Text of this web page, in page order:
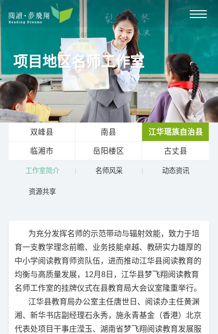
项目地区名师工作室
双峰县 南县 江华瑶族自治县
临湘市 岳阳楼区 古丈县
工作室简介 名师风采 动态资讯
资源共享
为充分发挥名师的示范带动与辐射效能，致力于培
育一支教学理念前瞻、业务技能卓越、教研实力雄厚的
中小学阅读教育师资队伍，进而推动江华县阅读教育的
均衡与高质量发展，12月8日，江华县梦飞翔阅读教育
名师工作室的挂牌仪式在县教育局大会议室隆重举行。
江华县教育局办公室主任唐世日、阅读办主任黄渊
湘、新华书店副经理石永秀，施永青基金（香港）北京
代表处项目干事庄滢玉、湖南省梦飞翔阅读教育发展服